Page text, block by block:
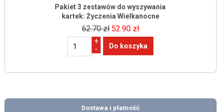
Pakiet 3 zestawów do wyszywania
kartek: Życzenia Wielkanocne
62.70 zł 52.90 zł
+
-
Dostawa i płatność